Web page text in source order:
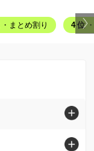
・まとめ割り 4位